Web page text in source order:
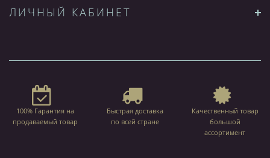
ЛИЧНЫЙ КАБИНЕТ
100% Гарантия на
продаваемый товар
Быстрая доставка
по всей стране
Качественный товар
большой
ассортимент